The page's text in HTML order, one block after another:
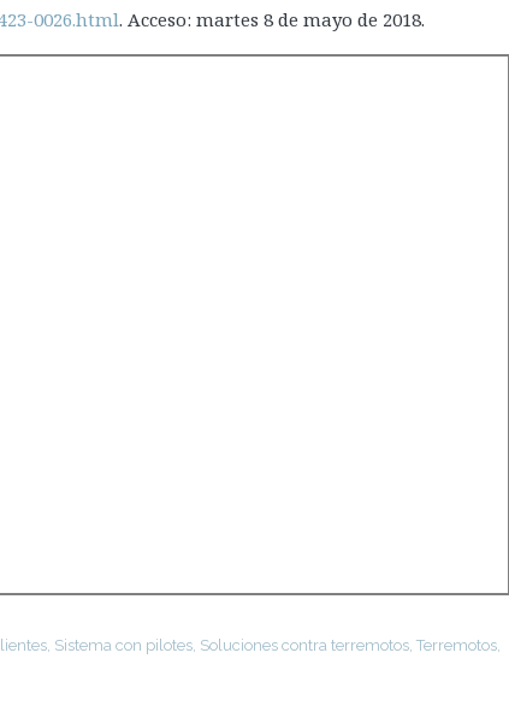
0026.html. Acceso: martes 8 de mayo de 2018.
Sistema con pilotes Soluciones contra terremotos Terremotos